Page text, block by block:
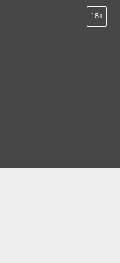
18+